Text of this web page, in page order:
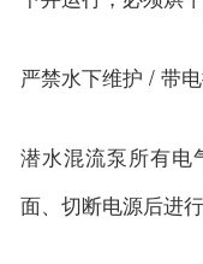
严禁水下维护 / 带
潜水混流泵所有电
面、切断电源后进